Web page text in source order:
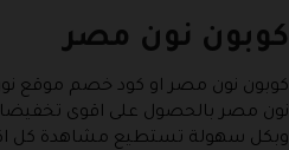
كوبون نون مصر
كوبون نون مصر او كود خصم موقع
نون مصر بالحصول على اقوى
وبكل سهولة تستطيع مشاهدة كل